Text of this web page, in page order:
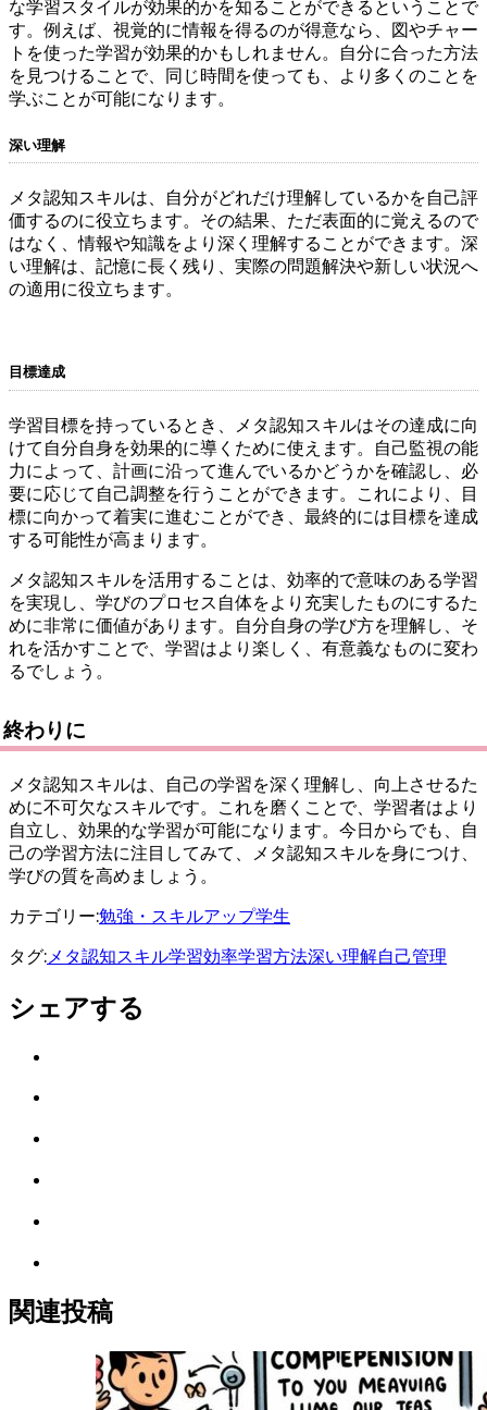
な学習スタイルが効果的かを知ることができるということで
す。例えば、視覚的に情報を得るのが得意なら、図やチャー
トを使った学習が効果的かもしれません。自分に合った方法
を見つけることで、同じ時間を使っても、より多くのことを
学ぶことが可能になります。
深い理解
メタ認知スキルは、自分がどれだけ理解しているかを自己評
価するのに役立ちます。その結果、ただ表面的に覚えるので
はなく、情報や知識をより深く理解することができます。深
い理解は、記憶に長く残り、実際の問題解決や新しい状況へ
の適用に役立ちます。
目標達成
学習目標を持っているとき、メタ認知スキルはその達成に向
けて自分自身を効果的に導くために使えます。自己監視の能
力によって、計画に沿って進んでいるかどうかを確認し、必
要に応じて自己調整を行うことができます。これにより、目
標に向かって着実に進むことができ、最終的には目標を達成
する可能性が高まります。
メタ認知スキルを活用することは、効率的で意味のある学習
を実現し、学びのプロセス自体をより充実したものにするた
めに非常に価値があります。自分自身の学び方を理解し、そ
れを活かすことで、学習はより楽しく、有意義なものに変わ
るでしょう。
終わりに
メタ認知スキルは、自己の学習を深く理解し、向上させるた
めに不可欠なスキルです。これを磨くことで、学習者はより
自立し、効果的な学習が可能になります。今日からでも、自
己の学習方法に注目してみて、メタ認知スキルを身につけ、
学びの質を高めましょう。
カテゴリー:勉強・スキルアップ学生
タグ: メタ認知スキル学習効率学習方法深い理解自己管理
シェアする
に
保
購
読
関連投稿